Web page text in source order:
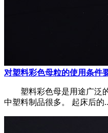
对塑料彩色母粒的使用条件
塑料彩色母是用途广泛的
中塑料制品很多。 起床后的